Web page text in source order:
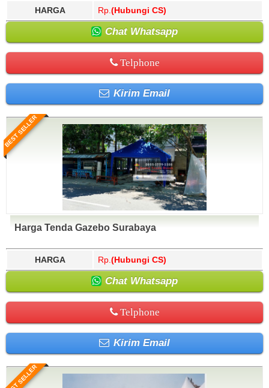
HARGA Rp. (Hubungi CS)
Chat Whatsapp
Telphone
Kirim Email
BEST SELLER
Harga Tenda Gazebo Surabaya
HARGA Rp. (Hubungi CS)
Chat Whatsapp
Telphone
Kirim Email
BEST SELLER